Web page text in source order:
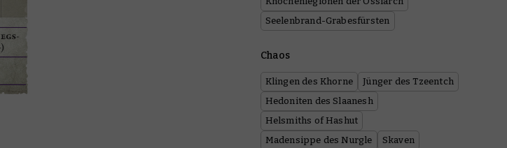
Seelenbrand-Grabesfürsten
Chaos
Klingen des Khorne
Jünger des Tzeentch
Hedoniten des Slaanesh
Helsmiths of Hashut
Madensippe des Nurgle
Skaven